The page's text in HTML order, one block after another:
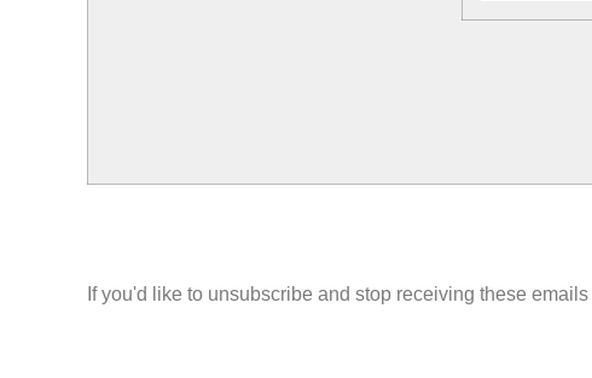
If you'd like to unsubscribe and stop receiving these emails